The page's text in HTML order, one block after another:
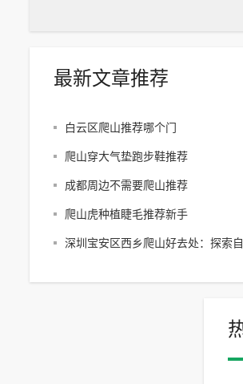
最新文章推荐
白云区爬山推荐哪个门
爬山穿大气垫跑步鞋推荐
成都周边不需要爬山推荐
爬山虎种植睫毛推荐新手
深圳宝安区西乡爬山好去处：探索